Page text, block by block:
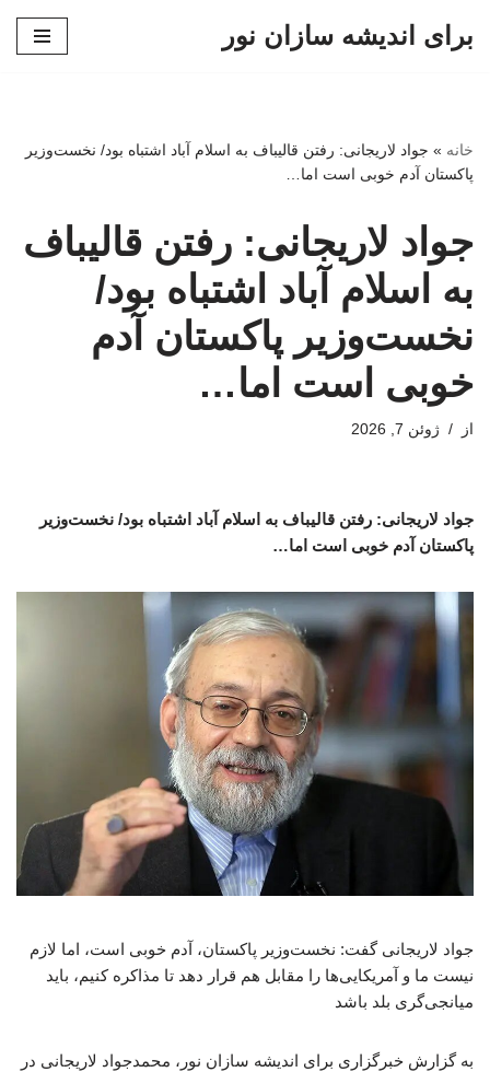
برای اندیشه سازان نور
خانه » جواد لاریجانی: رفتن قالیباف به اسلام آباد اشتباه بود/ نخست‌وزیر
پاکستان آدم خوبی است اما…
جواد لاریجانی: رفتن قالیباف
به اسلام آباد اشتباه بود/
نخست‌وزیر پاکستان آدم
خوبی است اما…
از ژوئن 7, 2026
جواد لاریجانی: رفتن قالیباف به اسلام آباد اشتباه بود/ نخست‌وزیر
پاکستان آدم خوبی است اما…
جواد لاریجانی گفت: نخست‌وزیر پاکستان، آدم خوبی است، اما لازم
نیست ما و آمریکایی‌ها را مقابل هم قرار دهد تا مذاکره کنیم، باید
میانجی‌گری بلد باشد
به گزارش خبرگزاری برای اندیشه سازان نور، محمدجواد لاریجانی در